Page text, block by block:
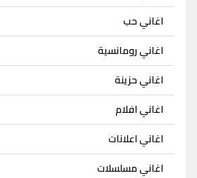
اغاني حب
اغاني رومانسية
اغاني حزينة
اغاني افلام
اغاني اعلانات
اغاني مسلسلات